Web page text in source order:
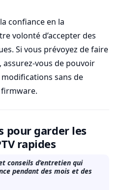
confiance en la
volonté d’accepter des
Si vous prévoyez de faire
vous de pouvoir
sans de
pour garder les
rapides
conseils d’entretien qui
pendant des mois et des